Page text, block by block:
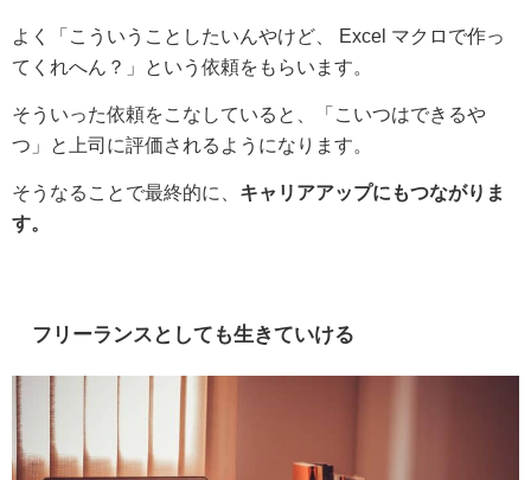
よく「こういうことしたいんやけど、 Excel マクロで作っ
てくれへん？」という依頼をもらいます。
そういった依頼をこなしていると、「こいつはできるや
つ」と上司に評価されるようになります。
そうなることで最終的に、 キャリアアップにもつながりま
す。
フリーランスとしても生きていける